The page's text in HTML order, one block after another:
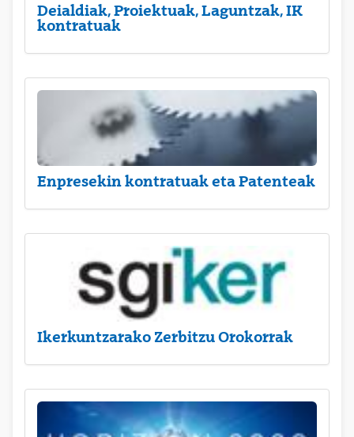
Deialdiak, Proiektuak, Laguntzak, IK
kontratuak
Enpresekin kontratuak eta Patenteak
Ikerkuntzarako Zerbitzu Orokorrak